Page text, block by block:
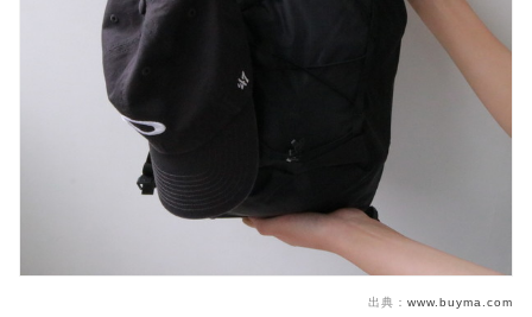
出典： www.buyma.com